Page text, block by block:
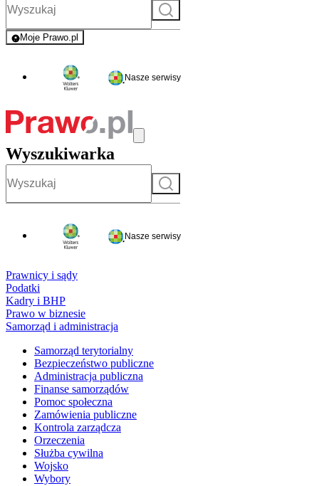
Szukaj
Moje Prawo.pl
- rejestracja i logowanie do serwisu
Nasze serwisy
Wyszukiwarka
Szukaj
Nasze serwisy
Prawnicy i sądy
Podatki
Kadry i BHP
Prawo w biznesie
Samorząd i administracja
Samorząd terytorialny
Bezpieczeństwo publiczne
Administracja publiczna
Finanse samorządów
Pomoc społeczna
Zamówienia publiczne
Kontrola zarządcza
Orzeczenia
Służba cywilna
Wojsko
Wybory